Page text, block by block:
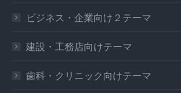
ビジネス・企業向け２テーマ
建設・工務店向けテーマ
歯科・クリニック向けテーマ